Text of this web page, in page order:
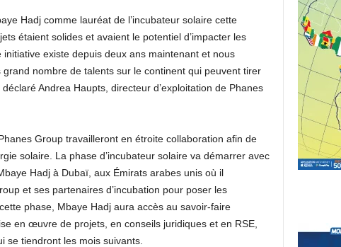
Hadj comme lauréat de l’incubateur solaire cette
étaient solides et avaient le potentiel d’impacter les
existe depuis deux ans maintenant et nous
nombre de talents sur le continent qui peuvent tirer
Andrea Haupts, directeur d’exploitation de Phanes
Group travailleront en étroite collaboration afin de
solaire. La phase d’incubateur solaire va démarrer avec
Hadj à Dubaï, aux Émirats arabes unis où il
et ses partenaires d’incubation pour poser les
phase, Mbaye Hadj aura accès au savoir-faire
en œuvre de projets, en conseils juridiques et en RSE,
se tiendront les mois suivants.